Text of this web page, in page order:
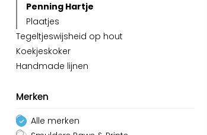
Penning Hartje
Plaatjes
Tegeltjeswijsheid op hout
Koekjeskoker
Handmade lijnen
Merken
Alle merken